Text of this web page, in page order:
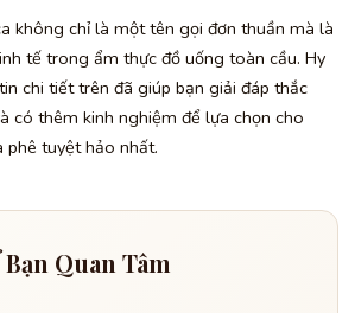
không chỉ là một tên gọi đơn thuần mà là
tế trong ẩm thực đồ uống toàn cầu. Hy
chi tiết trên đã giúp bạn giải đáp thắc
có thêm kinh nghiệm để lựa chọn cho
phê tuyệt hảo nhất.
Quan Tâm